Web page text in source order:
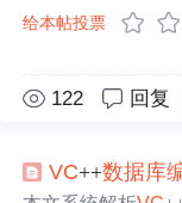
给本帖投票
122 回复
VC++数据库